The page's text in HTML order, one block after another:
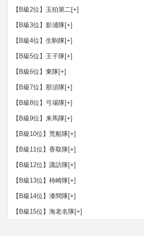
【B級2位】玉狛第二[+]
【B級3位】影浦隊[+]
【B級4位】生駒隊[+]
【B級5位】王子隊[+]
【B級6位】東隊[+]
【B級7位】那須隊[+]
【B級8位】弓場隊[+]
【B級9位】来馬隊[+]
【B級10位】荒船隊[+]
【B級11位】香取隊[+]
【B級12位】諏訪隊[+]
【B級13位】柿崎隊[+]
【B級14位】漆間隊[+]
【B級15位】海老名隊[+]